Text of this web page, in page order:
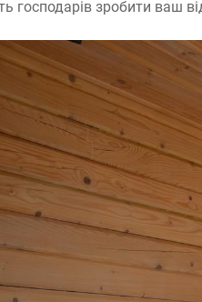
господарів зробити ваш